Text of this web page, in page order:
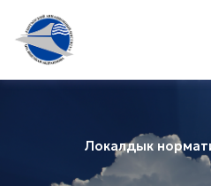
Локалдык